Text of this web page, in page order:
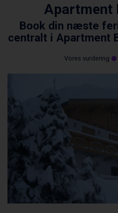
Apartment
Book din næste
centralt i Apartment
Vores vurdering